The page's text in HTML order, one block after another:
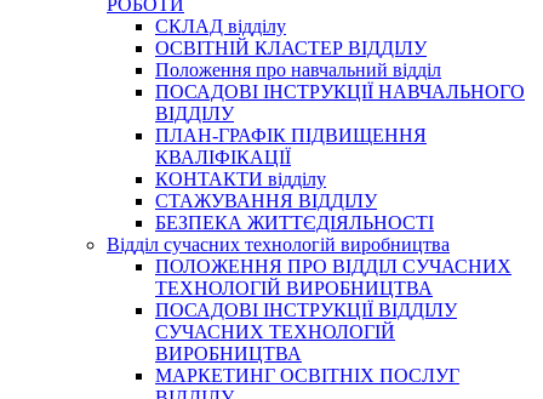
РОБОТИ
СКЛАД відділу
ОСВІТНІЙ КЛАСТЕР ВІДДІЛУ
Положення про навчальний вiддiл
ПОСАДОВІ ІНСТРУКЦІЇ НАВЧАЛЬНОГО
ВІДДІЛУ
ПЛАН-ГРАФІК ПІДВИЩЕННЯ
КВАЛІФІКАЦІЇ
КОНТАКТИ відділу
СТАЖУВАННЯ ВІДДІЛУ
БЕЗПЕКА ЖИТТЄДІЯЛЬНОСТІ
Відділ сучасних технологій виробництва
ПОЛОЖЕННЯ ПРО ВІДДІЛ СУЧАСНИХ
ТЕХНОЛОГІЙ ВИРОБНИЦТВА
ПОСАДОВІ ІНСТРУКЦІЇ ВІДДІЛУ
СУЧАСНИХ ТЕХНОЛОГІЙ
ВИРОБНИЦТВА
МАРКЕТИНГ ОСВІТНІХ ПОСЛУГ